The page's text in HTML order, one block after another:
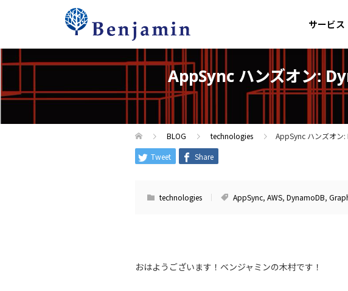
サービス
AppSync ハンズオン:
BLOG technologies
AppSync ハンズオン
Tweet
Share
technologies AppSync, AWS, DynamoDB,
おはようございます！ベンジャミンの木村です！